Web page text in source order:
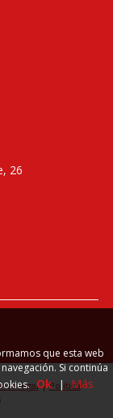
26
legal |Política
que esta web
Si continúa
Ok | Más